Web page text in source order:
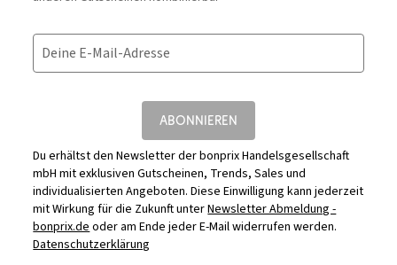
Deine E-Mail-Adresse
ABONNIEREN
Du erhältst den Newsletter der bonprix Handelsgesellschaft
mbH mit exklusiven Gutscheinen, Trends, Sales und
individualisierten Angeboten. Diese Einwilligung kann jederzeit
mit Wirkung für die Zukunft unterNewsletter Abmeldung -
bonprix.deoder am Ende jeder E-Mail widerrufen werden.
Datenschutzerklärung